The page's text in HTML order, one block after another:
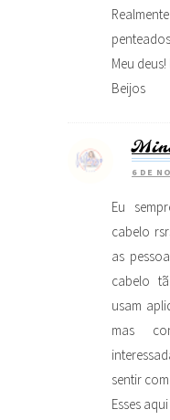
Meu
Beijos
6 DE
Eu
cabelo
as
cabelo
usam
mas
sentir
Esses